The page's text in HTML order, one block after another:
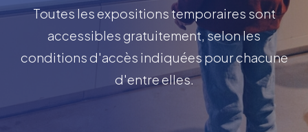
Toutes les expositions temporaires sont
accessibles gratuitement, selon les
conditions d'accès indiquées pour chacune
d'entre elles.